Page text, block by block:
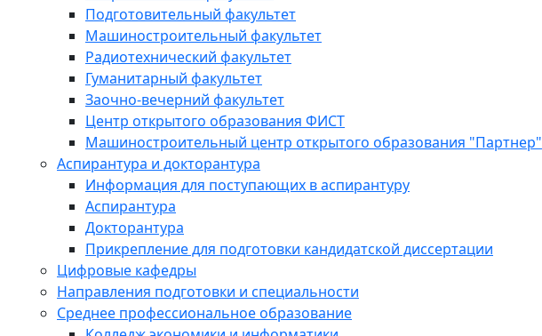
Подготовительный факультет
Машиностроительный факультет
Радиотехнический факультет
Гуманитарный факультет
Заочно-вечерний факультет
Центр открытого образования ФИСТ
Машиностроительный центр открытого образования "Партнер"
Аспирантура и докторантура
Информация для поступающих в аспирантуру
Аспирантура
Докторантура
Прикрепление для подготовки кандидатской диссертации
Цифровые кафедры
Направления подготовки и специальности
Среднее профессиональное образование